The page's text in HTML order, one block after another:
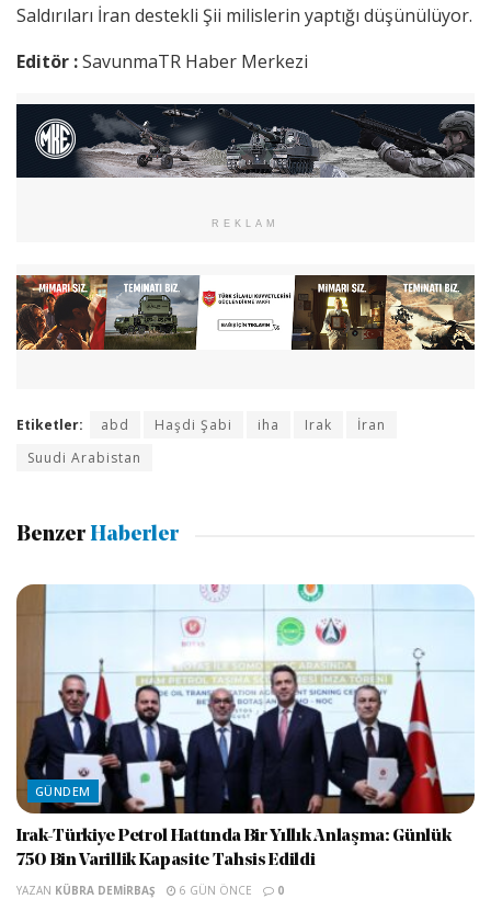
Saldırıları İran destekli Şii milislerin yaptığı düşünülüyor.
Editör :SavunmaTR Haber Merkezi
REKLAM
Etiketler: abd Haşdi Şabi iha Irak
İran
Suudi Arabistan
Benzer Haberler
GÜNDEM
Irak-Türkiye Petrol Hattında Bir Yıllık Anlaşma: Günlük
750 Bin Varillik Kapasite Tahsis Edildi
YAZAN KÜBRA DEMIRBAŞ 6 GÜN ÖNCE 0